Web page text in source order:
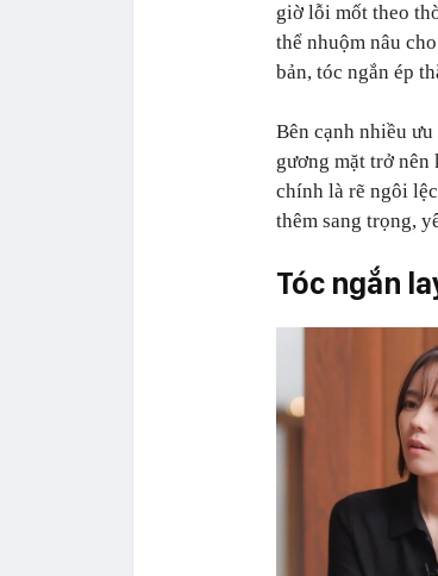
giờ lỗi mốt theo
thể nhuộm nâu
bản, tóc ngắn ép
Bên cạnh nhiều
gương mặt trở
chính là rẽ ngôi
thêm sang trọng,
Tóc ngắn